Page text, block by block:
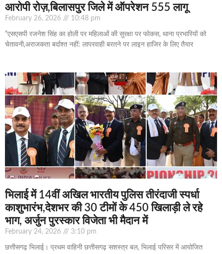
आरोपी रोज़,बिलासपुर जिले में ऑपरेशन 555 लागू
February 26, 2026 10:48 pm
“एसएसपी रजनेश सिंह का होली पर महिलाओं की सुरक्षा पर फोकस, थाना प्रभारियों को
चेतावनी,अराजकता बर्दाश्त नहीं: लापरवाही बरतने पर लाइन हाजिर के लिए तैयार
भिलाई में 14वीं अखिल भारतीय पुलिस तीरंदाजी स्पर्धा
काशुभारंभ,देशभर की 30 टीमों के 450 खिलाड़ी ले रहे
भाग, अर्जुन पुरस्कार विजेता भी मैदान में
February 24, 2026 3:10 pm
छत्तीसगढ़ भिलाई। प्रथम वाहिनी छत्तीसगढ़ सशस्त्र बल, भिलाई परिसर में आयोजित